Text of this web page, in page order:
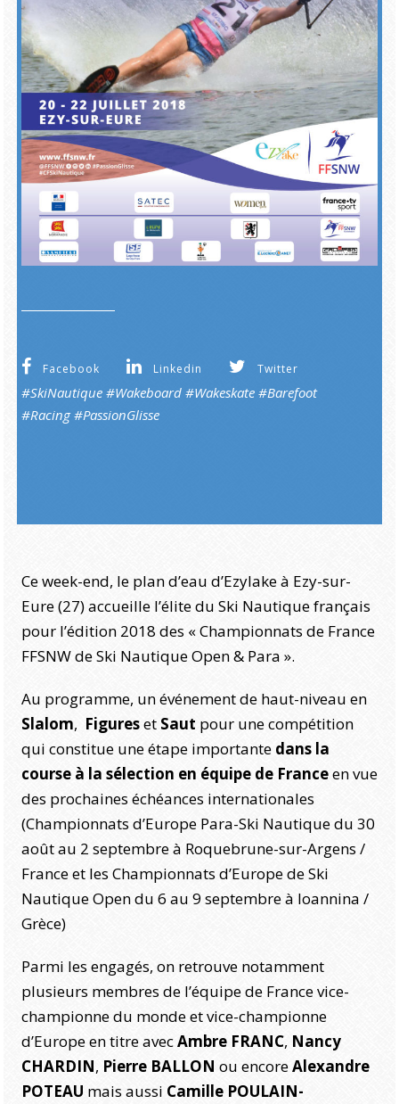
Facebook Linkedin Twitter
#SkiNautique #Wakeboard #Wakeskate #Barefoot
#Racing#PassionGlisse
Ce week-end, le plan d’eau d’Ezylake à Ezy-sur-
Eure (27) accueille l’élite du Ski Nautique français
pour l’édition 2018 des « Championnats de France
FFSNW de Ski Nautique Open & Para ».
Au programme, un événement de haut-niveau en
Slalom, Figureset Saut pour une compétition
qui constitue une étape importante dans la
course à la sélection en équipe de Franceen vue
des prochaines échéances internationales
(Championnats d’Europe Para-Ski Nautique du 30
août au 2 septembre à Roquebrune-sur-Argens /
France et les Championnats d’Europe de Ski
Nautique Open du 6 au 9 septembre à Ioannina /
Grèce)
Parmi les engagés, on retrouve notamment
plusieurs membres de l’équipe de France vice-
championne du monde et vice-championne
d’Europe en titre avecAmbre FRANC, Nancy
CHARDIN, Pierre BALLON ou encoreAlexandre
POTEAU mais aussi Camille POULAIN-